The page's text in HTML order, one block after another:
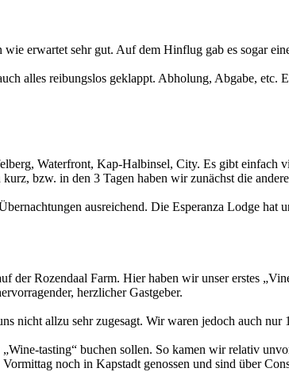
wie erwartet sehr gut. Auf dem Hinflug gab es sogar
alles reibungslos geklappt. Abholung, Abgabe, etc.
Waterfront, Kap-Halbinsel, City. Es gibt einfach
bzw. in den 3 Tagen haben wir zunächst die
ausreichend. Die Esperanza Lodge
der Rozendaal Farm. Hier haben wir unser erstes
herzlicher Gastgeber.
nicht allzu sehr zugesagt. Wir waren jedoch auch
tasting“ buchen sollen. So kamen wir relativ
noch in Kapstadt genossen und sind über